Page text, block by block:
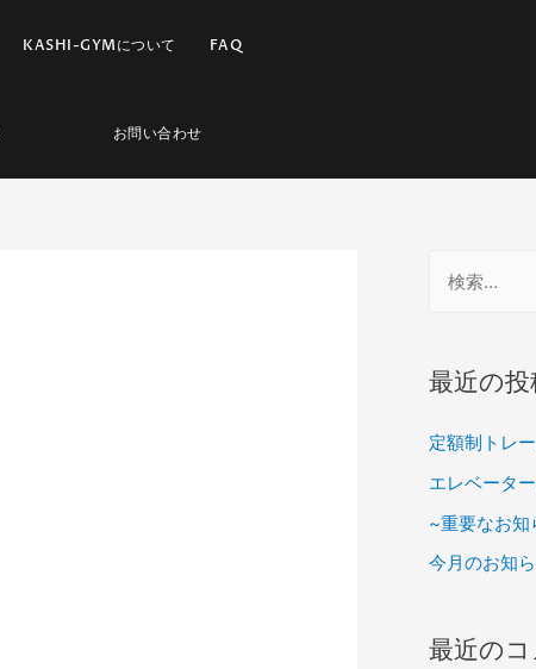
KASHI-GYMについて FAQ
お問い合わせ
最近の投
定額制トレ
エレベータ
~重要なお知
今月のお知
最近のコ